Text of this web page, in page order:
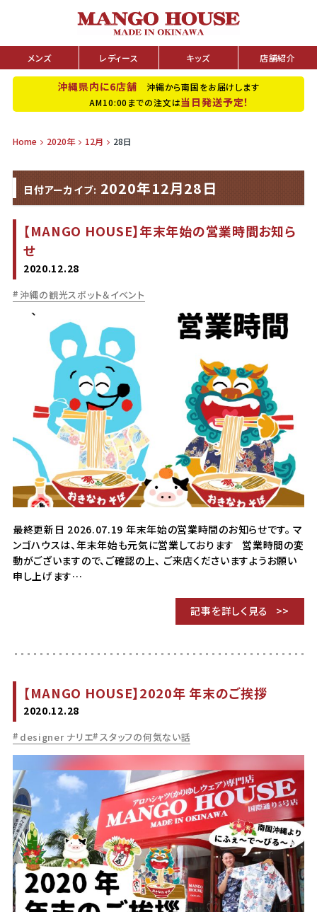
メンズ レディース キッズ 店舗紹介
沖縄県内に6店舗 沖縄から南国をお届けします
AM10:00までの注文は当日発送予定！
Home 2020年 12月 28日
日付アーカイブ: 2020年12月28日
【MANGO HOUSE】年末年始の営業時間お知ら
せ
2020.12.28
沖縄の観光スポット＆イベント
最終更新日 2026.07.19 年末年始の営業時間のお知らせです。 マ
ンゴハウスは、年末年始も元気に営業しております 営業時間の変
動がございますので、ご確認の上、 ご来店くださいますようお願い
申し上げます…
記事を詳しく見る
【MANGO HOUSE】2020年 年末のご挨拶
2020.12.28
designer ナリエ スタッフの何気ない話